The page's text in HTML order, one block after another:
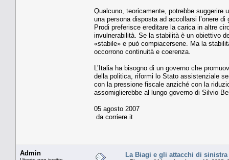
Qualcuno, teoricamente, potrebbe suggerire
una persona disposta ad accollarsi l’onere
Prodi preferisce ereditare la carica in altre
invulnerabilità. Se la stabilità è un obiettivo
«stabile» e può compiacersene. Ma la
occorrono continuità e coerenza.
L’Italia ha bisogno di un governo che
della politica, riformi lo Stato assistenziale
con la pressione fiscale anziché con la
assomiglierebbe al lungo governo di Silvio
05 agosto 2007
da corriere.it
Admin La Biagi e gli attacchi di